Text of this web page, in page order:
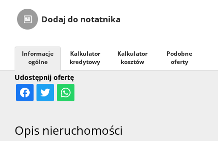
Dodaj do notatnika
Udostępnij ofertę
Informacje
ogólne
Kalkulator
kredytowy
Kalkulator
kosztów
Podobne
oferty
Opis nieruchomości